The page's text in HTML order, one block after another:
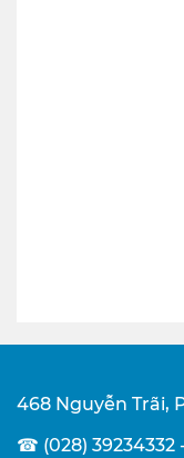
468 Nguyễn Trãi,
☎ (028) 39234332